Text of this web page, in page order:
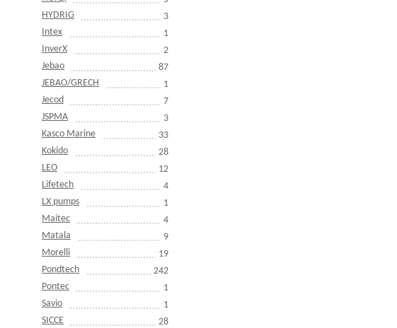
HYDRIG
3
Intex
1
InverX
2
Jebao
87
JEBAO/GRECH
1
Jecod
7
JSPMA
3
Kasco Marine
33
Kokido
28
LEO
12
Lifetech
4
LX pumps
1
Maitec
4
Matala
9
Morelli
19
Pondtech
242
Pontec
1
Savio
1
SICCE
28